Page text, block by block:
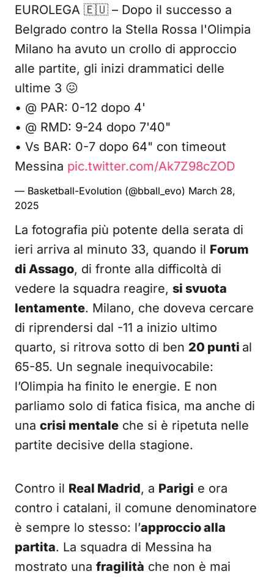
EUROLEGA 🇪🇺 – Dopo il successo a
Belgrado contro la Stella Rossa l'Olimpia
Milano ha avuto un crollo di approccio
alle partite, gli inizi drammatici delle
ultime 3 😖
• @ PAR: 0-12 dopo 4'
• @ RMD: 9-24 dopo 7'40"
• Vs BAR: 0-7 dopo 64" con timeout
Messina pic.twitter.com/Ak7Z98cZOD
— Basketball-Evolution (@bball_evo) March 28,
2025
La fotografia più potente della serata di
ieri arriva al minuto 33, quando il Forum
di Assago, di fronte alla difficoltà di
vedere la squadra reagire, si svuota
lentamente. Milano, che doveva cercare
di riprendersi dal -11 a inizio ultimo
quarto, si ritrova sotto di ben 20 punti al
65-85. Un segnale inequivocabile:
l’Olimpia ha finito le energie. E non
parliamo solo di fatica fisica, ma anche di
una crisi mentale che si è ripetuta nelle
partite decisive della stagione.
Contro il Real Madrid, a Parigi e ora
contro i catalani, il comune denominatore
è sempre lo stesso: l’approccio alla
partita. La squadra di Messina ha
mostrato una fragilità che non è mai